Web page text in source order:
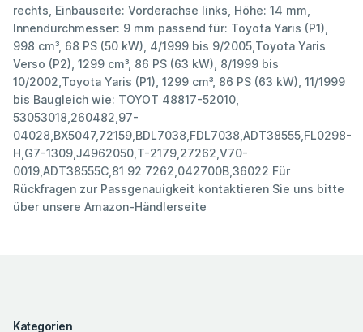
rechts, Einbauseite: Vorderachse links, Höhe: 14 mm,
Innendurchmesser: 9 mm passend für: Toyota Yaris (P1),
998 cm³, 68 PS (50 kW), 4/1999 bis 9/2005,Toyota Yaris
Verso (P2), 1299 cm³, 86 PS (63 kW), 8/1999 bis
10/2002,Toyota Yaris (P1), 1299 cm³, 86 PS (63 kW), 11/1999
bis Baugleich wie: TOYOT 48817-52010,
53053018,260482,97-
04028,BX5047,72159,BDL7038,FDL7038,ADT38555,FL0298-
H,G7-1309,J4962050,T-2179,27262,V70-
0019,ADT38555C,81 92 7262,042700B,36022 Für
Rückfragen zur Passgenauigkeit kontaktieren Sie uns bitte
über unsere Amazon-Händlerseite
Kategorien